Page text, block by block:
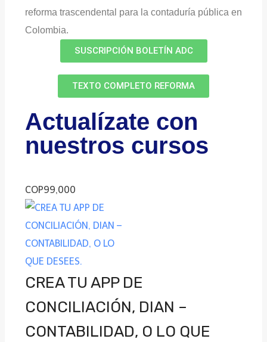
reforma trascendental para la contaduría pública en
Colombia.
SUSCRIPCIÓN BOLETÍN ADC
TEXTO COMPLETO REFORMA
Actualízate con
nuestros cursos
COP99,000
CREA TU APP DE
CONCILIACIÓN, DIAN –
CONTABILIDAD, O LO QUE